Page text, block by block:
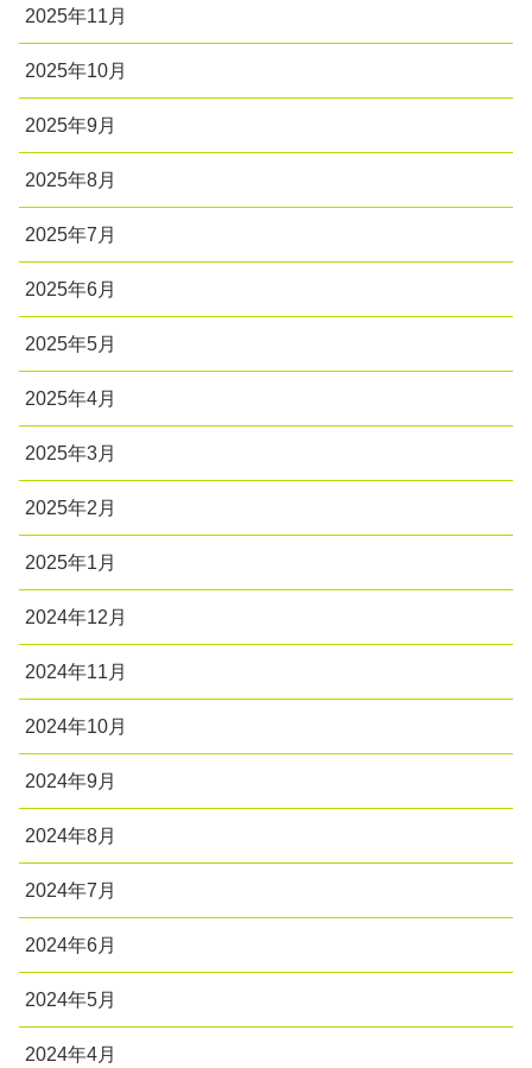
2025年11月
2025年10月
2025年9月
2025年8月
2025年7月
2025年6月
2025年5月
2025年4月
2025年3月
2025年2月
2025年1月
2024年12月
2024年11月
2024年10月
2024年9月
2024年8月
2024年7月
2024年6月
2024年5月
2024年4月